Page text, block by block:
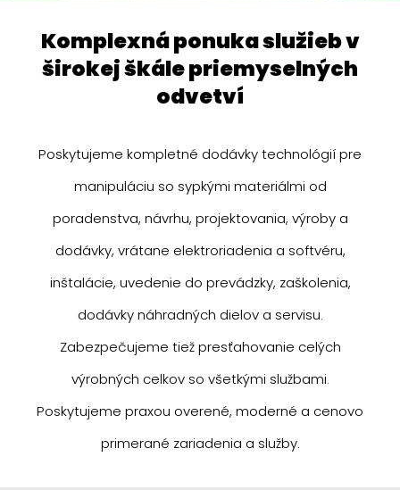
komplexná ponuka služieb v
širokej škále priemyselných
odvetví
Poskytujeme kompletné dodávky technológií pre
manipuláciu so sypkými materiálmi od
poradenstva, návrhu, projektovania, výroby a
dodávky, vrátane elektroriadenia a softvéru,
inštalácie, uvedenie do prevádzky, zaškolenia,
dodávky náhradných dielov a servisu.
Zabezpečujeme tiež presťahovanie celých
výrobných celkov so všetkými službami.
Poskytujeme praxou overené, moderné a cenovo
primerané zariadenia a služby.